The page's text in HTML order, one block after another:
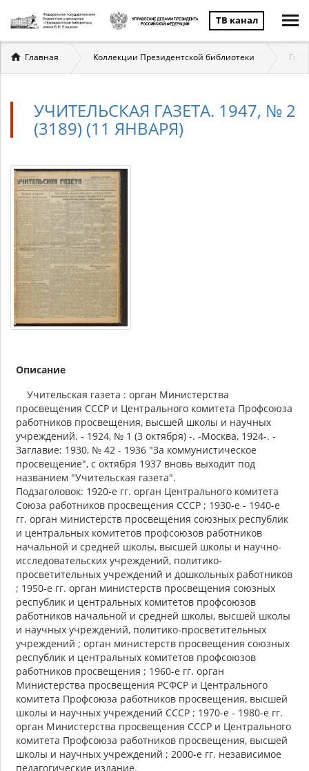
ТВ канал
Вы
здесь
Главная Коллекции Президентской библиотеки
УЧИТЕЛЬСКАЯ ГАЗЕТА. 1947, № 2
(3189) (11 ЯНВАРЯ)
Описание
Учительская газета : орган Министерства
просвещения СССР и Центрального комитета Профсоюза
работников просвещения, высшей школы и научных
учреждений. - 1924, № 1 (3 октября) -. -Москва, 1924-. -
Заглавие: 1930, № 42 - 1936 "За коммунистическое
просвещение", с октября 1937 вновь выходит под
названием "Учительская газета".
Подзаголовок: 1920-е гг. орган Центрального комитета
Союза работников просвещения СССР ; 1930-е - 1940-е
гг. орган министерств просвещения союзных республик
и центральных комитетов профсоюзов работников
начальной и средней школы, высшей школы и научно-
исследовательских учреждений, политико-
просветительных учреждений и дошкольных работников
; 1950-е гг. орган министерств просвещения союзных
республик и центральных комитетов профсоюзов
работников начальной и средней школы, высшей школы
и научных учреждений, политико-просветительных
учреждений ; орган министерств просвещения союзных
республик и центральных комитетов профсоюзов
работников просвещения ; 1960-е гг. орган
Министерства просвещения РСФСР и Центрального
комитета Профсоюза работников просвещения, высшей
школы и научных учреждений СССР ; 1970-е - 1980-е гг.
орган Министерства просвещения СССР и Центрального
комитета Профсоюза работников просвещения, высшей
школы и научных учреждений ; 2000-е гг. независимое
педагогические издание.